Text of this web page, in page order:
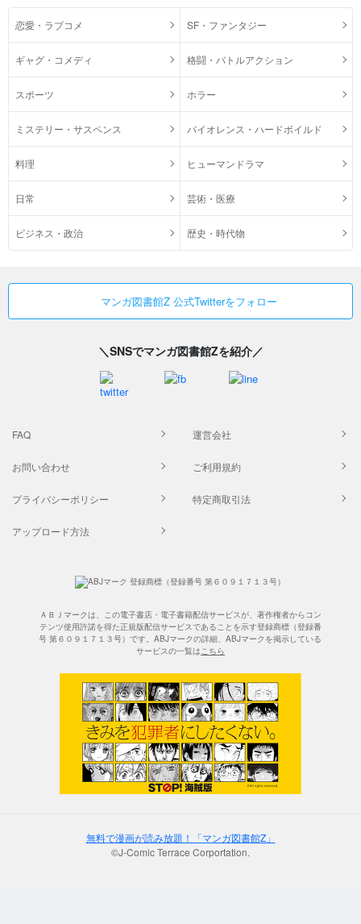
恋愛・ラブコメ SF・ファンタジー
ギャグ・コメディ 格闘・バトルアクション
スポーツ ホラー
ミステリー・サスペンス バイオレンス・ハードボイルド
料理 ヒューマンドラマ
日常 芸術・医療
ビジネス・政治 歴史・時代物
マンガ図書館Z 公式Twitterをフォロー
＼SNSでマンガ図書館Zを紹介／
FAQ 運営会社
お問い合わせ ご利用規約
プライバシーポリシー 特定商取引法
アップロード方法
ＡＢＪマークは、この電子書店・電子書籍配信サービスが、著作権者からコン
テンツ使用許諾を得た正規版配信サービスであることを示す登録商標（登録番
号 第６０９１７１３号）です。ABJマークの詳細、ABJマークを掲示している
サービスの一覧はこちら
無料で漫画が読み放題！「マンガ図書館Z」
©J-Comic Terrace Corportation.